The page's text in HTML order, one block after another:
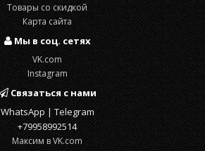
Товары со скидкой
Карта сайта
Мы в соц. сетях
VK.com
Instagram
Связаться с нами
WhatsApp | Telegram
+79958992514
Максим в VK.com